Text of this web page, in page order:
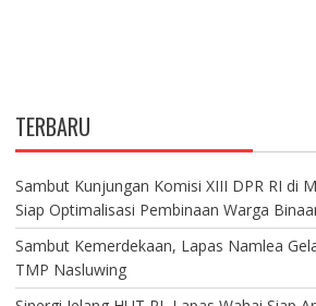
TERBARU
Sambut Kunjungan Komisi XIII DPR RI di
Siap Optimalisasi Pembinaan Warga
Sambut Kemerdekaan, Lapas Namlea
TMP Nasluwing